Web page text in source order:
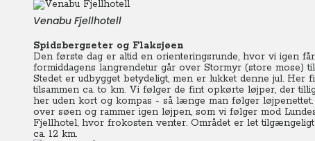
Venabu Fjellhotell
Spidsbergseter og Flaksjøen
Den første dag er altid en orienteringsrunde, hvor vi igen
formiddagens langrendetur går over Stormyr (store mose)
Stedet er udbygget betydeligt, men er lukket denne jul. Her
tilsammen ca. to km. Vi følger de fint opkørte løjper, der
her uden kort og kompas - så længe man følger
over søen og rammer igen løjpen, som vi følger mod
Fjellhotel, hvor frokosten venter. Området er let
ca. 12 km.